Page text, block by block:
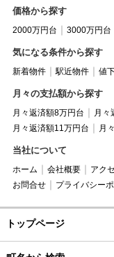
価格から探す
2000万円台 3000万円台
気になる条件から探す
新着物件 駅近物件 値
月々の支払額から探す
月々返済額8万円台 月々
月々返済額11万円台
月
当社について
ホーム 会社概要 アク
お問合せ
プライバシー
トップページ